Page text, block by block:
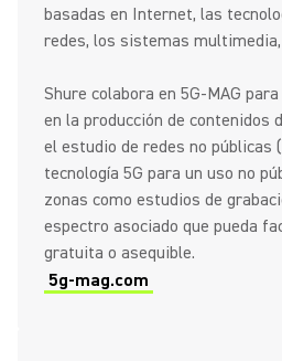
basadas en Internet, las
redes, los sistemas
Shure colabora en 5G-MAG
en la producción de contenidos
el estudio de redes no públicas
tecnología 5G para un uso no
zonas como estudios de
espectro asociado que pueda
gratuita o asequible.
5g-mag.com